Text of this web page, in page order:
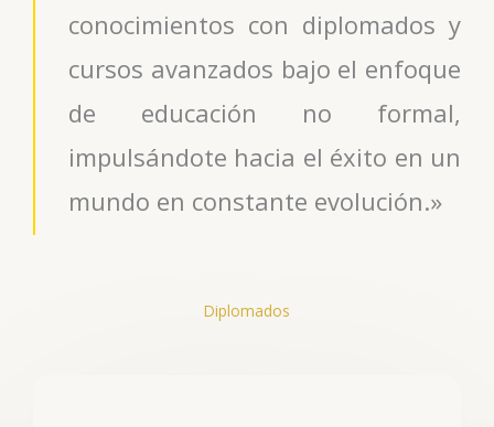
conocimientos con diplomados y
cursos avanzados bajo el enfoque
de educación no formal,
impulsándote hacia el éxito en un
mundo en constante evolución.»
Diplomados